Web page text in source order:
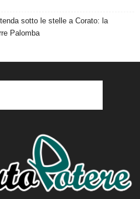
sotto le stelle a Corato: la
Palomba